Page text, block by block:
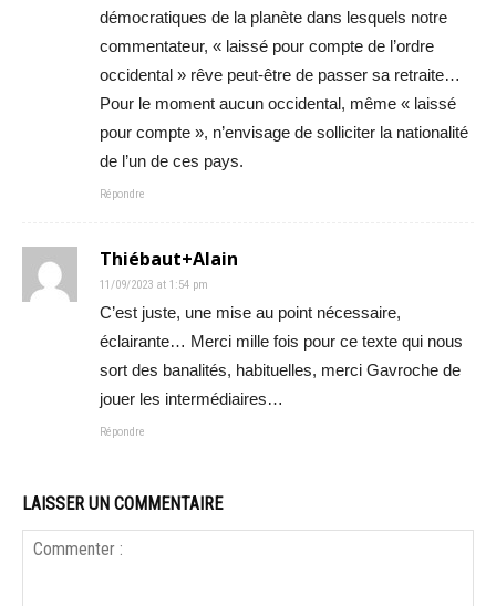
démocratiques de la planète dans lesquels notre
commentateur, « laissé pour compte de l’ordre
occidental » rêve peut-être de passer sa retraite…
Pour le moment aucun occidental, même « laissé
pour compte », n’envisage de solliciter la nationalité
de l’un de ces pays.
Répondre
Thiébaut+Alain
11/09/2023 at 1:54 pm
C’est juste, une mise au point nécessaire,
éclairante… Merci mille fois pour ce texte qui nous
sort des banalités, habituelles, merci Gavroche de
jouer les intermédiaires…
Répondre
LAISSER UN COMMENTAIRE